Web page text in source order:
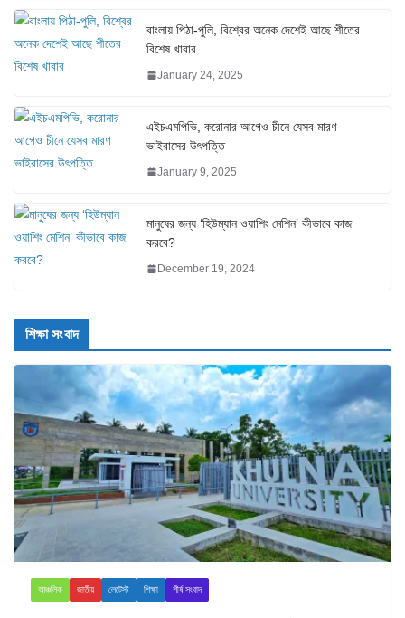
বাংলায় পিঠা-পুলি, বিশ্বের অনেক দেশেই আছে শীতের
বিশেষ খাবার
January 24, 2025
এইচএমপিভি, করোনার আগেও চীনে যেসব মারণ
ভাইরাসের উৎপত্তি
January 9, 2025
মানুষের জন্য ‘হিউম্যান ওয়াশিং মেশিন’ কীভাবে কাজ
করবে?
December 19, 2024
শিক্ষা সংবাদ
আঞ্চলিক জাতীয় লেটেস্ট শিক্ষা শীর্ষ সংবাদ